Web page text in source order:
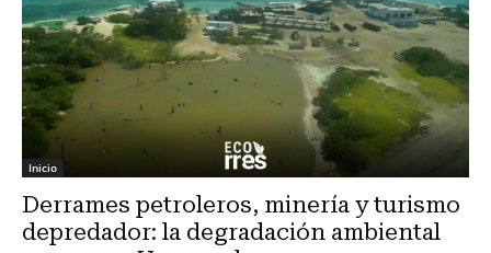
Inicio
Derrames petroleros, minería y turismo
depredador: la degradación ambiental